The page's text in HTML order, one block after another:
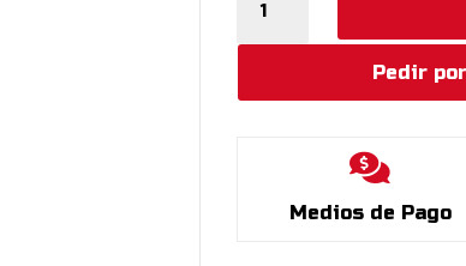
3
pulgadas
cantidad
Pedir

Medios de Pago